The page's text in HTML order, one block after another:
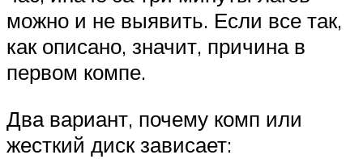
можно и не выявить. Если все так,
как описано, значит, причина в
первом компе.
Два вариант, почему комп или
жесткий диск зависает: